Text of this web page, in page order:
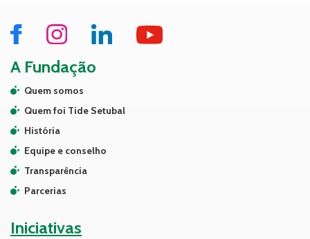
A Fundação
Quem somos
Quem foi Tide Setubal
História
Equipe e conselho
Transparência
Parcerias
Iniciativas